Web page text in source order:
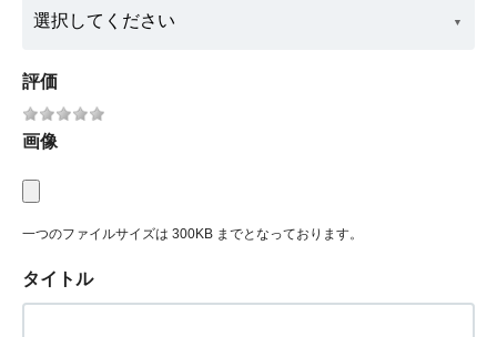
評価
画像
一つのファイルサイズは 300KB までとなっております。
タイトル